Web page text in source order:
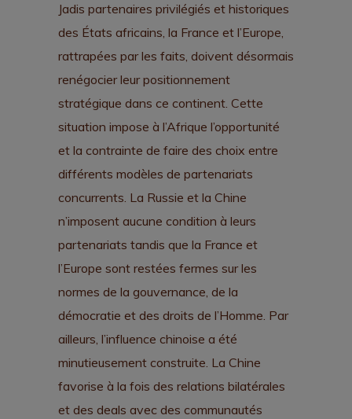
Jadis partenaires privilégiés et historiques
des États africains, la France et l’Europe,
rattrapées par les faits, doivent désormais
renégocier leur positionnement
stratégique dans ce continent. Cette
situation impose à l’Afrique l’opportunité
et la contrainte de faire des choix entre
différents modèles de partenariats
concurrents. La Russie et la Chine
n’imposent aucune condition à leurs
partenariats tandis que la France et
l’Europe sont restées fermes sur les
normes de la gouvernance, de la
démocratie et des droits de l’Homme. Par
ailleurs, l’influence chinoise a été
minutieusement construite. La Chine
favorise à la fois des relations bilatérales
et des deals avec des communautés